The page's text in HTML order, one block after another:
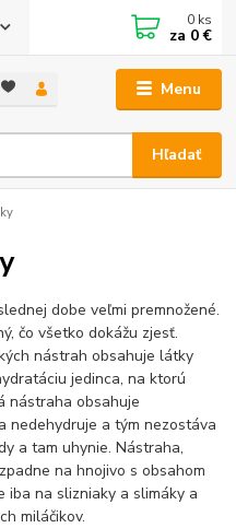
Menu
Hľadať
0 ks
za 0 €
dobe veľmi premnožené.
čo všetko dokážu zjesť.
nástrah obsahuje látky
jedinca, na ktorú
nástraha obsahuje
nedehydruje a tým nezostáva
a tam uhynie. Nástraha,
na hnojivo s obsahom
iba na slizniaky a slimáky a
miláčikov.